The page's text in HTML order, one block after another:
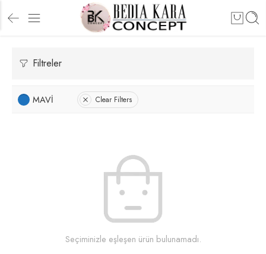
Filtreler
MAVİ Clear Filters
Seçiminizle eşleşen ürün bulunamadı.